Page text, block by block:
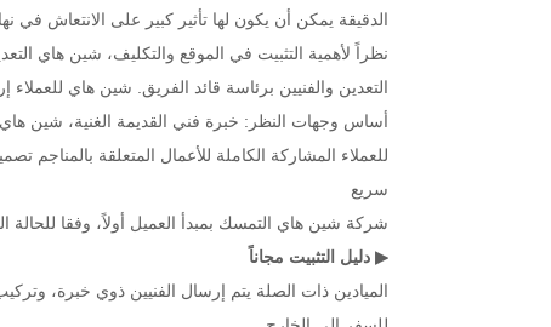
الدقيقة يمكن أن يكون لها تأثير كبير على الانتعاش في
نظراً لأهمية التثبيت في الموقع والتكليف، شين هاي
التعدين والفنيين برئاسة قائد الفريق. شين هاي للعملاء
أساس وجهات النظر: خبرة فني القديمة الغنية، شين
للعملاء المشاركة الكاملة للأعمال المتعلقة
سريع
شركة شين هاي التمسك بمبدأ العميل أولاً، وفقا للحالة الفعلية للعميل،
▶ دليل التثبيت مجاناً
الميادين ذات الصلة يتم إرسال الفنيين ذوي خبرة،